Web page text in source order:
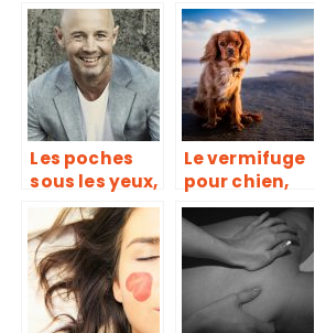
Les poches
sous les yeux,
une maladie
due à un
accumaltion
de graisse et
manque de
sommeil
Le vermifuge
pour chien,
qu’est ce que
c’est ?